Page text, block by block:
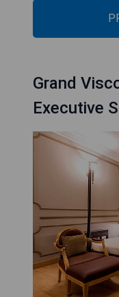
Grand
Executive